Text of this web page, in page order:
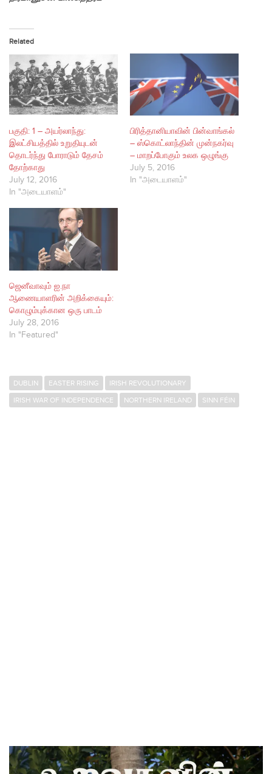
Related
பகுதி: 1 – அயர்லாந்து:
இலட்சியத்தில் உறுதியுடன்
தொடர்ந்து போராடும் தேசம்
தோற்காது
July 12, 2016
In "அடையாளம்"
பிரித்தானியாவின் பின்வாங்கல்
– ஸ்கொட்லாந்தின் முன்நகர்வு
– மாறப்போகும் உலக ஒழுங்கு
July 5, 2016
In "அடையாளம்"
ஜெனீவாவும் ஐ.நா
ஆணையாளரின் அறிக்கையும்:
கொழும்புக்கான ஒரு பாடம்
July 28, 2016
In "Featured"
DUBLIN EASTER RISING
IRISH REVOLUTIONARY
IRISH WAR OF INDEPENDENCE
NORTHERN IRELAND SINN FÉIN